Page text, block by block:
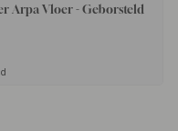
Arpa Vloer - Geborsteld